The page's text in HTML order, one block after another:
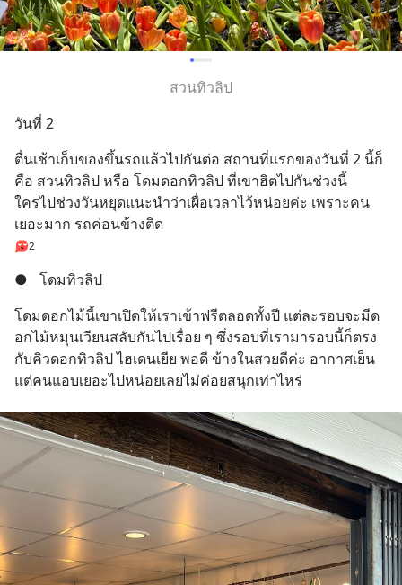
สวนทิวลิป
วันที่ 2
ตื่นเช้าเก็บของขึ้นรถแล้วไปกันต่อ สถานที่แรกของวันที่ 2 นี้ก็
คือ สวนทิวลิป หรือ โดมดอกทิวลิป ที่เขาฮิตไปกันช่วงนี้
ใครไปช่วงวันหยุดแนะนำว่าเผื่อเวลาไว้หน่อยค่ะ เพราะคน
เยอะมาก รถค่อนข้างติด
2
●
โดมทิวลิป
โดมดอกไม้นี้เขาเปิดให้เราเข้าฟรีตลอดทั้งปี แต่ละรอบจะมีด
อกไม้หมุนเวียนสลับกันไปเรื่อย ๆ ซึ่งรอบที่เรามารอบนี้ก็ตรง
กับคิวดอกทิวลิป ไฮเดนเยีย พอดี ข้างในสวยดีค่ะ อากาศเย็น
แต่คนแอบเยอะไปหน่อยเลยไม่ค่อยสนุกเท่าไหร่